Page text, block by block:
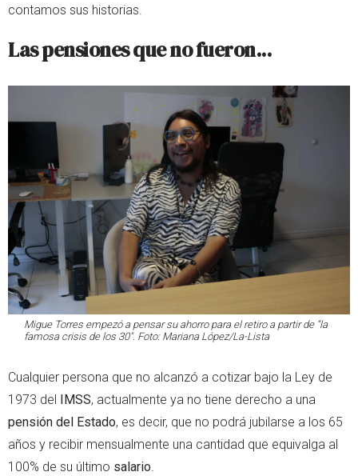
contamos sus historias.
Las pensiones que no fueron...
Migue Torres empezó a pensar su ahorro para el retiro a partir de “la
famosa crisis de los 30". Foto: Mariana López/La-Lista
Cualquier persona que no alcanzó a cotizar bajo la Ley de
1973 del IMSS, actualmente ya no tiene derecho a una
pensión del Estado, es decir, que no podrá jubilarse a los 65
años y recibir mensualmente una cantidad que equivalga al
100% de su último salario